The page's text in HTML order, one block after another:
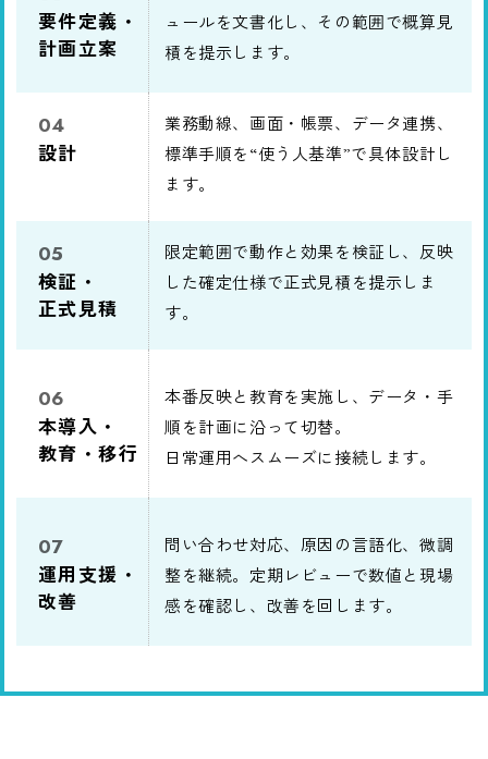
要件定義・
計画立案
ュールを文書化し、その範囲で概算見
積を提示します。
04
設計
業務動線、画面・帳票、データ連携、
標準手順を“使う人基準”で具体設計し
ます。
05
検証・
正式見積
限定範囲で動作と効果を検証し、反映
した確定仕様で正式見積を提示しま
す。
06
本導入・
教育・移行
本番反映と教育を実施し、データ・手
順を計画に沿って切替。
日常運用へスムーズに接続します。
07
運用支援・
改善
問い合わせ対応、原因の言語化、微調
整を継続。定期レビューで数値と現場
感を確認し、改善を回します。